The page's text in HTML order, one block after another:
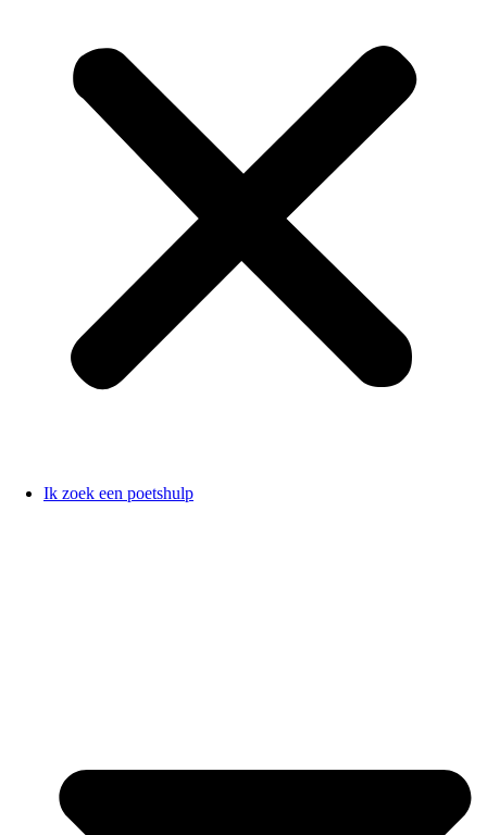
Ik zoek een poetshulp